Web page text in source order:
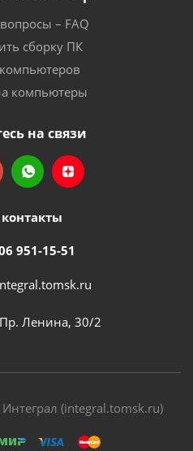
– FAQ
сборку ПК
компьютеры
на связи
951-15-51
Пр. Ленина, 30/2
(integral.tomsk.ru)